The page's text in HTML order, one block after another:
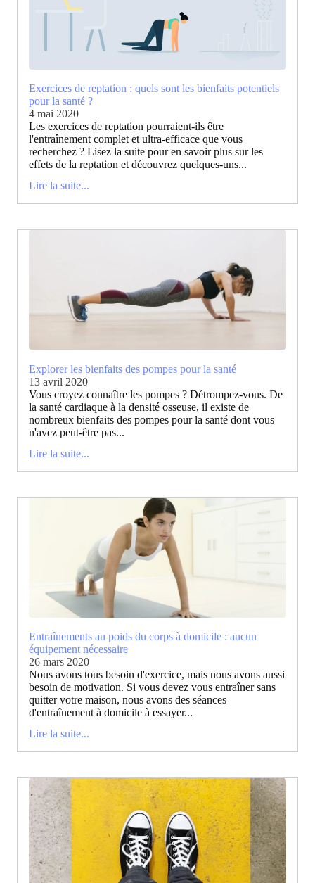
Exercices de reptation : quels sont les bienfaits potentiels
pour la santé ?
4 mai 2020
Les exercices de reptation pourraient-ils être
l'entraînement complet et ultra-efficace que vous
recherchez ? Lisez la suite pour en savoir plus sur les
effets de la reptation et découvrez quelques-uns...
Lire la suite...
Explorer les bienfaits des pompes pour la santé
13 avril 2020
Vous croyez connaître les pompes ? Détrompez-vous. De
la santé cardiaque à la densité osseuse, il existe de
nombreux bienfaits des pompes pour la santé dont vous
n'avez peut-être pas...
Lire la suite...
Entraînements au poids du corps à domicile : aucun
équipement nécessaire
26 mars 2020
Nous avons tous besoin d'exercice, mais nous avons aussi
besoin de motivation. Si vous devez vous entraîner sans
quitter votre maison, nous avons des séances
d'entraînement à domicile à essayer...
Lire la suite...